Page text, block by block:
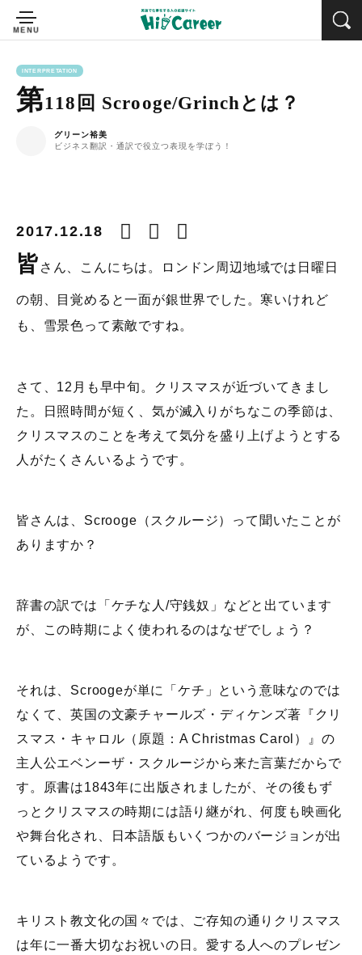
INTERPRETATION
第118回 Scrooge/Grinchとは？
グリーン裕美
ビジネス翻訳・通訳で役立つ表現を学ぼう！
2017.12.18
皆 さん、こんにちは。ロンドン周辺地域では日曜日
の朝、目覚めると一面が銀世界でした。寒いけれど
も、雪景色って素敵ですね。
さて、12月も早中旬。クリスマスが近づいてきまし
た。日照時間が短く、気が滅入りがちなこの季節は、
クリスマスのことを考えて気分を盛り上げようとする
人がたくさんいるようです。
皆さんは、Scrooge（スクルージ）って聞いたことが
ありますか？
辞書の訳では「ケチな人/守銭奴」などと出ています
が、この時期によく使われるのはなぜでしょう？
それは、Scroogeが単に「ケチ」という意味なのでは
なくて、英国の文豪チャールズ・ディケンズ著『クリ
スマス・キャロル（原題：A Christmas Carol）』の
主人公エベンーザ・スクルージから来た言葉だからで
す。原書は1843年に出版されましたが、その後もず
っとクリスマスの時期には語り継がれ、何度も映画化
や舞台化され、日本語版もいくつかのバージョンが出
ているようです。
キリスト教文化の国々では、ご存知の通りクリスマス
は年に一番大切なお祝いの日。愛する人へのプレゼン